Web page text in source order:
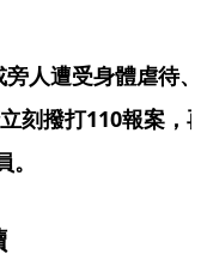
人遭受身體虐待、
刻撥打110報案，